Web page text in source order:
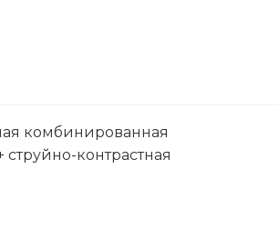
комбинированная
струйно-контрастная